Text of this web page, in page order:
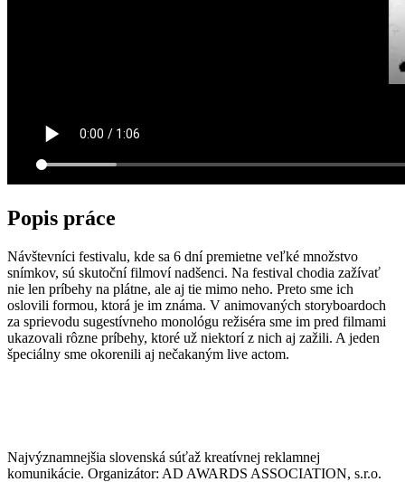
Popis práce
Návštevníci festivalu, kde sa 6 dní premietne veľké množstvo
snímkov, sú skutoční filmoví nadšenci. Na festival chodia zažívať
nie len príbehy na plátne, ale aj tie mimo neho. Preto sme ich
oslovili formou, ktorá je im známa. V animovaných storyboardoch
za sprievodu sugestívneho monológu režiséra sme im pred filmami
ukazovali rôzne príbehy, ktoré už niektorí z nich aj zažili. A jeden
špeciálny sme okorenili aj nečakaným live actom.
Najvýznamnejšia slovenská súťaž kreatívnej reklamnej
komunikácie. Organizátor: AD AWARDS ASSOCIATION, s.r.o.